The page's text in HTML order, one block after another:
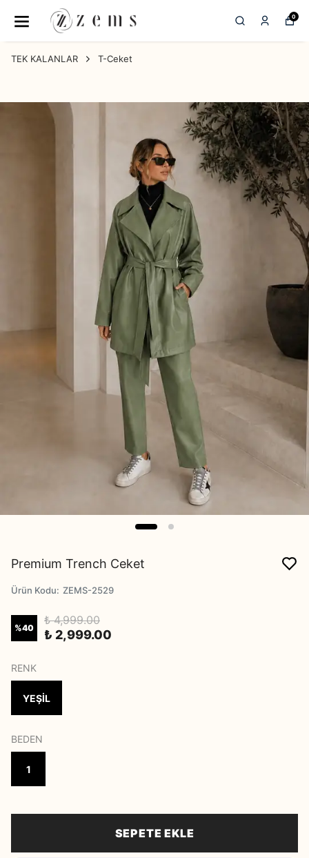
0
TEK KALANLAR T-Ceket
Premium Trench Ceket
Ürün Kodu: ZEMS-2529
%40
₺ 4,999.00
₺ 2,999.00
RENK
YEŞİL
BEDEN
1
SEPETE EKLE